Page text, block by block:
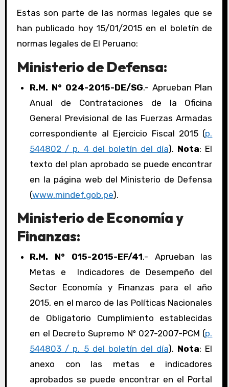
Estas son parte de las normas legales que se
han publicado hoy 15/01/2015 en el boletín de
normas legales de El Peruano:
Ministerio de Defensa:
R.M. N° 024-2015-DE/SG.- Aprueban Plan
Anual de Contrataciones de la Oficina
General Previsional de las Fuerzas Armadas
correspondiente al Ejercicio Fiscal 2015 (p.
544802 / p. 4 del boletín del día). Nota: El
texto del plan aprobado se puede encontrar
en la página web del Ministerio de Defensa
(www.mindef.gob.pe).
Ministerio de Economía y
Finanzas:
R.M. N° 015-2015-EF/41.- Aprueban las
Metas e Indicadores de Desempeño del
Sector Economía y Finanzas para el año
2015, en el marco de las Políticas Nacionales
de Obligatorio Cumplimiento establecidas
en el Decreto Supremo Nº 027-2007-PCM (p.
544803 / p. 5 del boletín del día). Nota: El
anexo con las metas e indicadores
aprobados se puede encontrar en el Portal